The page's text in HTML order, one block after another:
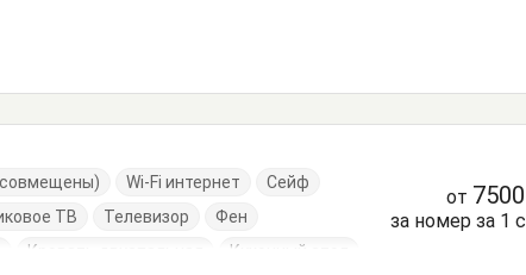
Wi-Fi интернет
Сейф
ТВ Телевизор
Фен
Кровать двуспальная
Кухонный стол
от 7500
за номер за 1